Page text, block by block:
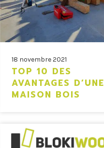
18 novembre 2021
TOP 10 DES
AVANTAGES D’UNE
MAISON BOIS